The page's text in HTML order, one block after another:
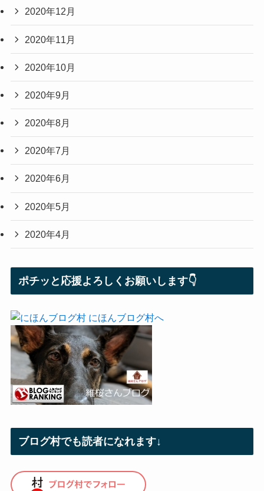
2020年12月
2020年11月
2020年10月
2020年9月
2020年8月
2020年7月
2020年6月
2020年5月
2020年4月
ポチッと応援よろしくお願いします👇
ブログ村でも読者になれます↓